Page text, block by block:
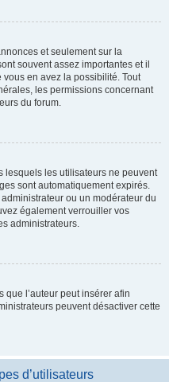
et seulement sur la
souvent assez importantes et il
en avez la possibilité. Tout
les permissions concernant
du forum.
lesquels les utilisateurs ne peuvent
sont automatiquement expirés.
ou un modérateur du
également verrouiller vos
administrateurs.
que l’auteur peut insérer afin
peuvent désactiver cette
d’utilisateurs